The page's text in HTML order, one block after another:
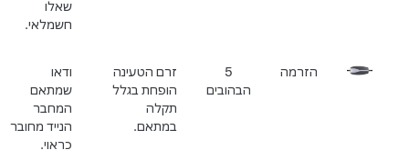
חשמלאי.
הזרמה
הבהובים
זרם הטעינה
הופחת בגלל
תקלה
במתאם.
שמתאם
המחבר
הנייד מחובר
כראוי.